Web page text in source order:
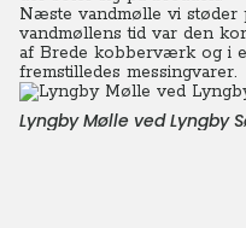
Næste vandmølle vi støder
vandmøllens tid var den
af Brede kobberværk og i
fremstilledes messingvarer.
Lyngby Mølle ved Lyngby